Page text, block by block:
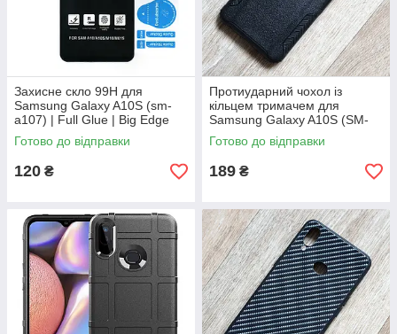
Захисне скло 99H для
Samsung Galaxy A10S (sm-
a107) | Full Glue | Big Edge
Готово до відправки
120 ₴
Протиударний чохол із
кільцем тримачем для
Samsung Galaxy A10S (SM-
A107)
Готово до відправки
189 ₴